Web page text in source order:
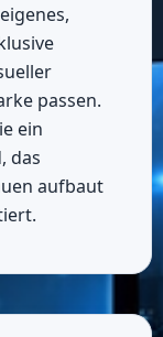
passen.
ein
das
aufbaut